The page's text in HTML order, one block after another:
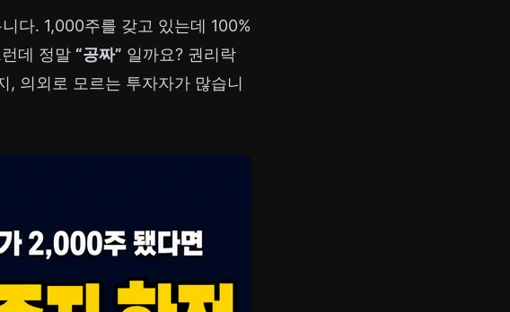
다. 1,000주를 갖고 있는데 100%
데 정말 “공짜” 일까요? 권리락
, 의외로 모르는 투자자가 많습니